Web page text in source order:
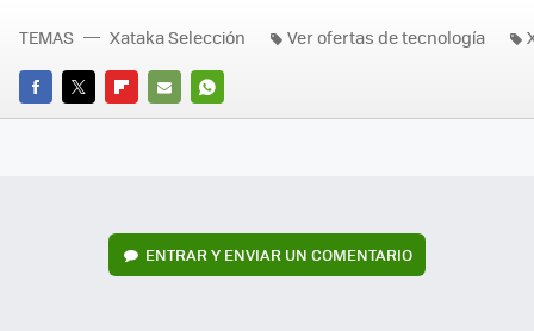
FACEBOOK
TWITTERFLIPBOARD
E-
WHATSAPP
TEMAS Xataka Selección Ver ofertas de tecnología
ENTRAR Y ENVIAR UN COMENTARIO